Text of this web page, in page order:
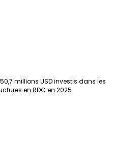
millions USD investis dans les
en RDC en 2025